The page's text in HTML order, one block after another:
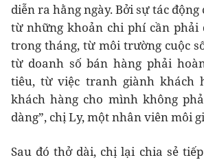
diễn ra hằng ngày. Bởi sự tác
từ những khoản chi phí cần phải
trong tháng, từ môi trường cuộc
từ doanh số bán hàng phải
tiêu, từ việc tranh giành khách
khách hàng cho mình không
dàng”, chị Ly, một nhân viên môi
Sau đó thở dài, chị lại chia sẻ